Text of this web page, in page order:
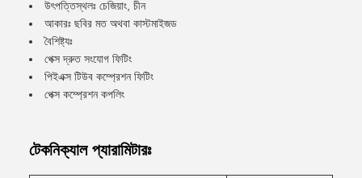
উৎপত্তিস্থলঃ চেজিয়াং, চীন
আকারঃ ছবির মত অথবা কাস্টমাইজড
বৈশিষ্ট্যঃ
পেক্স দ্রুত সংযোগ ফিটিং
পিইএক্স টিউব কম্প্রেশন ফিটিং
পেক্স কম্প্রেশন কপলিং
টেকনিক্যাল প্যারামিটারঃ